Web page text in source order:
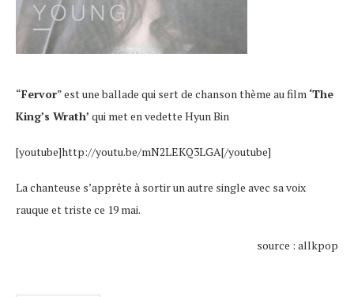
“Fervor” est une ballade qui sert de chanson thème au film ‘The
King’s Wrath’ qui met en vedette Hyun Bin
[youtube]http://youtu.be/mN2LEKQ3LGA[/youtube]
La chanteuse s’apprête à sortir un autre single avec sa voix
rauque et triste ce 19 mai.
source : allkpop